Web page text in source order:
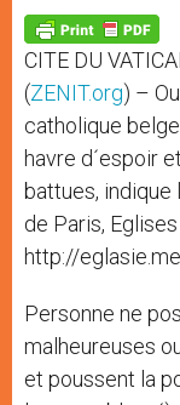
p
p
g
e
r
o
k
CITE DU
(ZENIT.org) –
catholique
havre d´espoir
battues,
de Paris, Eglises
http://
Personne ne
malheureuses
et poussent la